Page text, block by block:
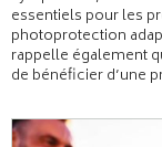
essentiels pour les
photoprotection
rappelle également
de bénéficier d’une